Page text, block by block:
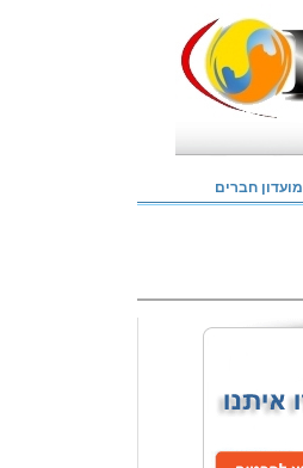
מועדון חברים